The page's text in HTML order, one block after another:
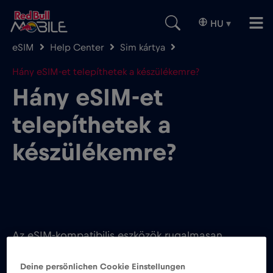
HU ▾
eSIM Help Center Sim kártya
Hány eSIM-et telepíthetek a készülékemre?
Hány eSIM-et
telepíthetek a
készülékemre?
Az eSIM-kompatibilis eszközök rugalmasan
készüléktípustól függően változhat az egyidejűleg
Deine persönlichen Cookie Einstellungen